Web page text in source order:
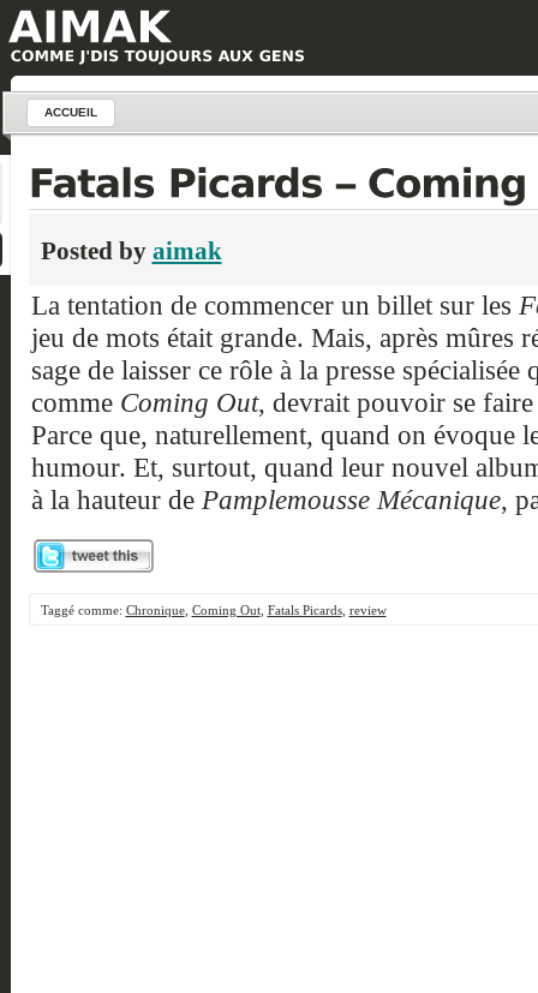
ACCUEIL
Posted by aimak
La tentation de commencer un billet sur les
jeu de mots était grande. Mais, après mûres
sage de laisser ce rôle à la presse
comme Coming Out, devrait pouvoir se
Parce que, naturellement, quand on évoque
humour. Et, surtout, quand leur nouvel
à la hauteur de Pamplemousse Mécanique,
Taggé comme: Chronique, Coming Out, Fatals Picards, review